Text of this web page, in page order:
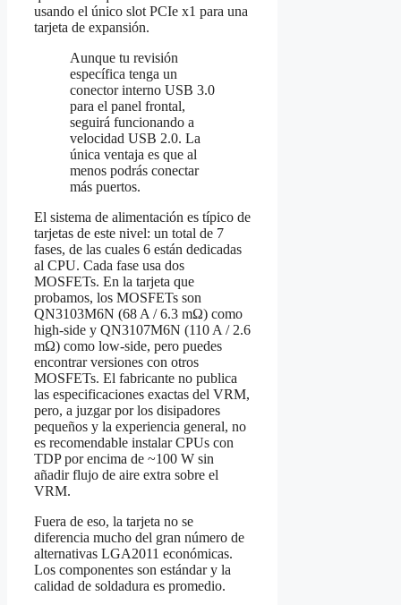
usando el único slot PCIe x1 para una
tarjeta de expansión.
Aunque tu revisión
específica tenga un
conector interno USB 3.0
para el panel frontal,
seguirá funcionando a
velocidad USB 2.0. La
única ventaja es que al
menos podrás conectar
más puertos.
El sistema de alimentación es típico de
tarjetas de este nivel: un total de 7
fases, de las cuales 6 están dedicadas
al CPU. Cada fase usa dos
MOSFETs. En la tarjeta que
probamos, los MOSFETs son
QN3103M6N (68 A / 6.3 mΩ) como
high‑side y QN3107M6N (110 A / 2.6
mΩ) como low‑side, pero puedes
encontrar versiones con otros
MOSFETs. El fabricante no publica
las especificaciones exactas del VRM,
pero, a juzgar por los disipadores
pequeños y la experiencia general, no
es recomendable instalar CPUs con
TDP por encima de ~100 W sin
añadir flujo de aire extra sobre el
VRM.
Fuera de eso, la tarjeta no se
diferencia mucho del gran número de
alternativas LGA2011 económicas.
Los componentes son estándar y la
calidad de soldadura es promedio.